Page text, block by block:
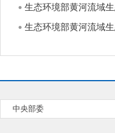
生态环境部黄河流域
生态环境部黄河流域
中央部委